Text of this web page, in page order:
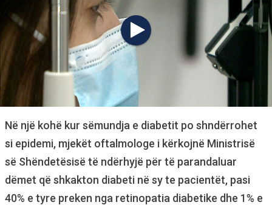
Në një kohë kur sëmundja e diabetit po shndërrohet
si epidemi, mjekët oftalmologe i kërkojnë Ministrisë
së Shëndetësisë të ndërhyjë për të parandaluar
dëmet që shkakton diabeti në sy te pacientët, pasi
40% e tyre preken nga retinopatia diabetike dhe 1% e